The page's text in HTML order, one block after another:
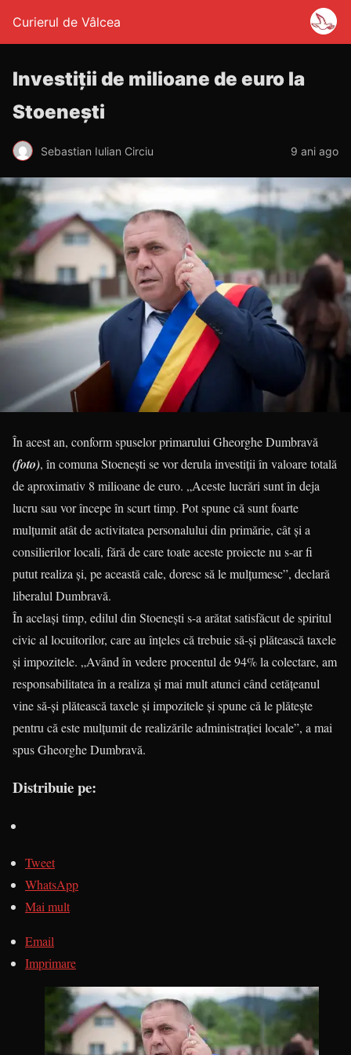
Curierul de Vâlcea
Investiții de milioane de euro la
Stoenești
Sebastian Iulian Circiu 9 ani ago
În acest an, conform spuselor primarului Gheorghe Dumbravă
(foto), în comuna Stoenești se vor derula investiții în valoare totală
de aproximativ 8 milioane de euro. „Aceste lucrări sunt în deja
lucru sau vor începe în scurt timp. Pot spune că sunt foarte
mulţumit atât de activitatea personalului din primărie, cât şi a
consilierilor locali, fără de care toate aceste proiecte nu s-ar fi
putut realiza şi, pe această cale, doresc să le mulţumesc”, declară
liberalul Dumbravă.
În același timp, edilul din Stoenești s-a arătat satisfăcut de spiritul
civic al locuitorilor, care au înţeles că trebuie să-şi plătească taxele
şi impozitele. „Având în vedere procentul de 94% la colectare, am
responsabilitatea în a realiza şi mai mult atunci când cetăţeanul
vine să-şi plătească taxele şi impozitele şi spune că le plăteşte
pentru că este mulţumit de realizările administraţiei locale”, a mai
spus Gheorghe Dumbravă.
Distribuie pe:
Tweet
WhatsApp
Mai mult
Email
Imprimare